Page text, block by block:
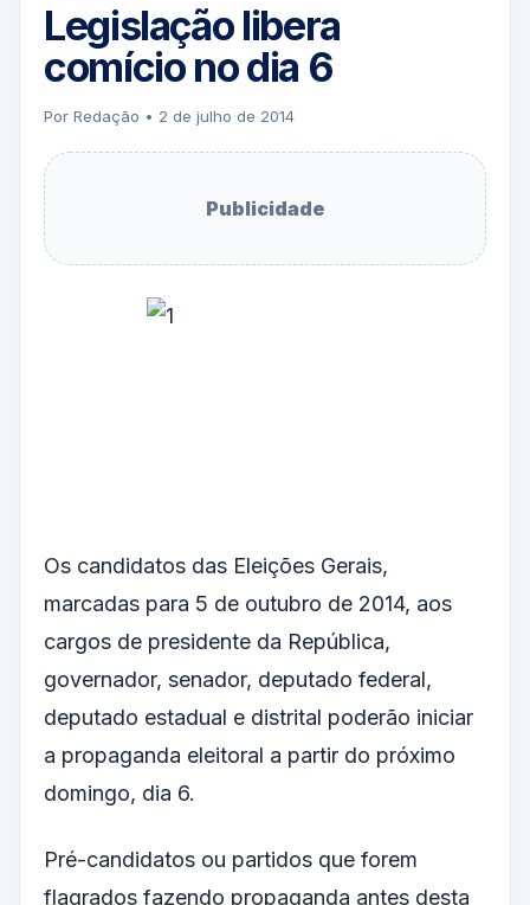
Legislação libera
comício no dia 6
Por Redação • 2 de julho de 2014
Publicidade
Os candidatos das Eleições Gerais,
marcadas para 5 de outubro de 2014, aos
cargos de presidente da República,
governador, senador, deputado federal,
deputado estadual e distrital poderão iniciar
a propaganda eleitoral a partir do próximo
domingo, dia 6.
Pré-candidatos ou partidos que forem
flagrados fazendo propaganda antes desta